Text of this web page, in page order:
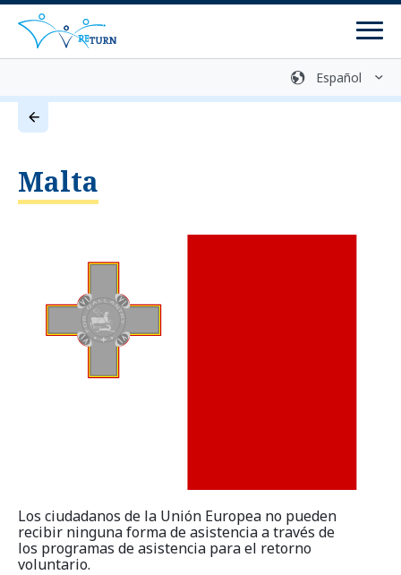
Biblioteca multimedia Contacto
Centros de asesoramiento
Programas de reintegración
Preparación del retorno
Comunicación de información y asesoramiento
Malta
Los ciudadanos de la Unión Europea no pueden
recibir ninguna forma de asistencia a través de
los programas de asistencia para el retorno
voluntario.